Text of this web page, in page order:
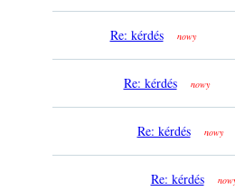
Re: kérdés nowy
Re: kérdés nowy
Re: kérdés nowy
Re: kérdés